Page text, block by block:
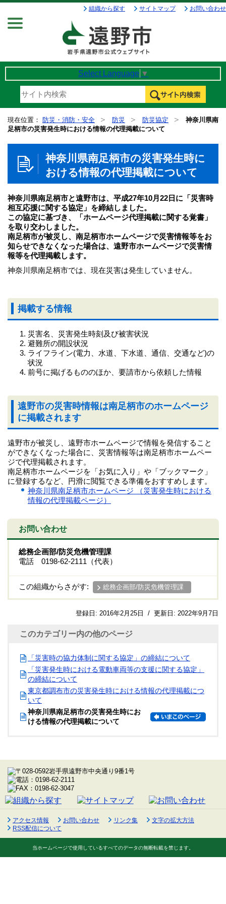
組織から探す サイトマップ お問い合わせ
Select Language ▼
現在位置： 防災・消防・安全 防災 防災協定
神奈川県南
足柄市の災害発生時における情報の代理掲載について
神奈川県南足柄市の災害発生時に
おける情報の代理掲載について
神奈川県南足柄市と遠野市は、平成27年10月22日に「災害時
相互応援に関する協定」を締結しました。
この協定に基づき、「ホームページ代理掲載に関する覚書」
を取り交わしました。
南足柄市が被災し、南足柄市ホームページで災害情報等をお
知らせできなくなった場合は、遠野市ホームページで災害情
報等を代理掲載します。
神奈川県南足柄市では、現在災害は発生していません。
掲載する情報
災害名、災害発生時刻及び被害状況
避難所の開設状況
ライフライン(電力、水道、下水道、通信、交通など)の
状況
前号に掲げるもののほか、要請市から依頼した情報
遠野市の災害時情報は南足柄市のホームページ
に掲載されます
遠野市が被災し、遠野市ホームページで情報を発信すること
ができなくなった場合に、災害情報等は南足柄市ホームペー
ジで代理掲載されます。
南足柄市ホームページを「お気に入り」や「ブックマーク」
に登録するなど、円滑に閲覧できる準備をおすすめします。
神奈川県南足柄市ホームページ （災害発生時における
情報の代理掲載ページ）
お問い合わせ
総務企画部/防災危機管理課
電話 0198-62-2111（代表）
この組織からさがす: 総務企画部/防災危機管理課
登録日: 2016年2月25日 / 更新日: 2022年9月7日
このカテゴリー内の他のページ
「災害時の協力体制に関する協定」の締結について
「災害発生時における電動車両等の支援に関する協定」
の締結について
東京都調布市の災害発生時における情報の代理掲載につ
いて
神奈川県南足柄市の災害発生時にお
ける情報の代理掲載について
アクセス情報 お問い合わせ リンク集
文字の拡大方法
RSS配信について
当ホームページで使用しているすべてのデータの無断転載を禁じます。